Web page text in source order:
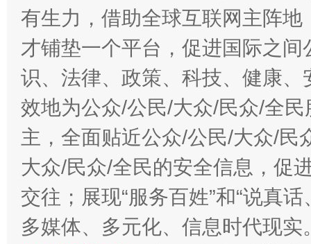
有生力，借助全球互联网主阵
才铺垫一个平台，促进国际之
识、法律、政策、科技、健康
效地为公众/公民/大众/民众/全
主，全面贴近公众/公民/大众/民
大众/民众/全民的安全信息，促
交往；展现“服务百姓”和“说真
多媒体、多元化、信息时代现实